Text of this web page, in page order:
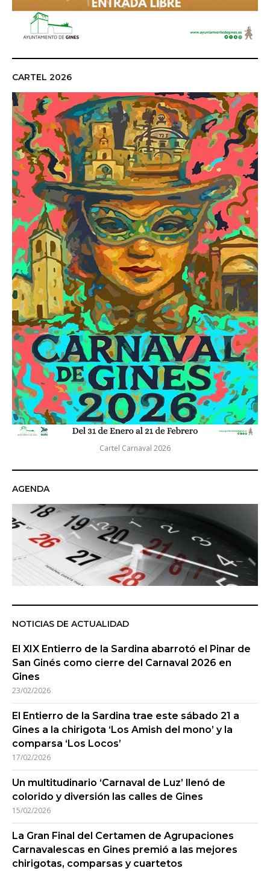
CARTEL 2026
Cartel Carnaval 2026
AGENDA
NOTICIAS DE ACTUALIDAD
El XIX Entierro de la Sardina abarrotó el Pinar de
San Ginés como cierre del Carnaval 2026 en
Gines
23/02/2026
El Entierro de la Sardina trae este sábado 21 a
Gines a la chirigota ‘Los Amish del mono’ y la
comparsa ‘Los Locos’
17/02/2026
Un multitudinario ‘Carnaval de Luz’ llenó de
colorido y diversión las calles de Gines
15/02/2026
La Gran Final del Certamen de Agrupaciones
Carnavalescas en Gines premió a las mejores
chirigotas, comparsas y cuartetos